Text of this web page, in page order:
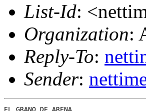
List-Id:
Organization:
Reply-To:
Sender:
EL GRANO DE ARENA